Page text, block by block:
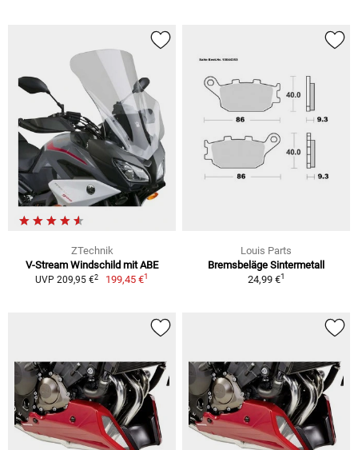
ZTechnik
V-Stream Windschild mit ABE
UVP 209,95 €2 199,45 €1
Louis Parts
Bremsbeläge Sintermetall
24,99 €1